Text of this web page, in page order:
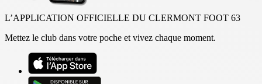
L’APPLICATION OFFICIELLE DU CLERMONT FOOT 63
Mettez le club dans votre poche et vivez chaque moment.